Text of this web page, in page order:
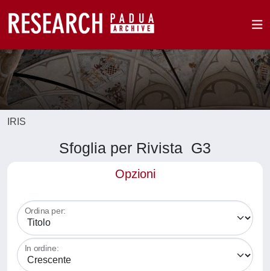
IRIS
Sfoglia per Rivista G3
Opzioni
Ordina per:
In ordine: